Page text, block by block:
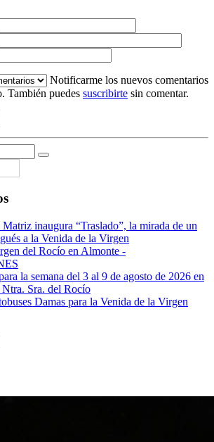
Notificarme los nuevos comentarios
También puedes suscribirte sin comentar.
inaugura “Traslado”, la mirada de un
a la Venida de la Virgen
del Rocío en Almonte -
la semana del 3 al 9 de agosto de 2026 en
Sra. del Rocío
Damas para la Venida de la Virgen